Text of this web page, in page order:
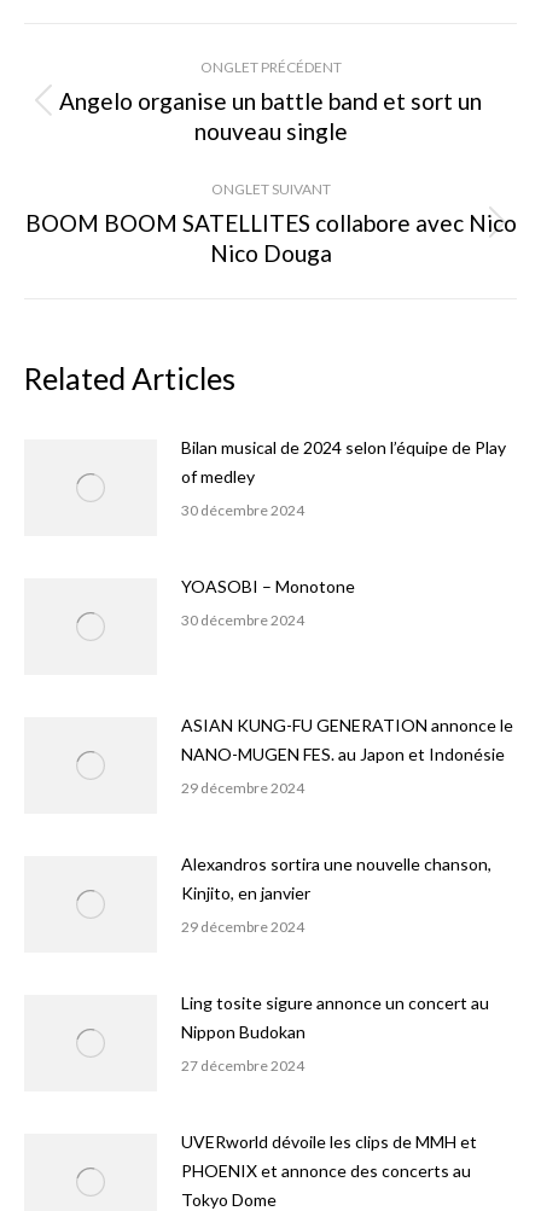
Navigation
de
commentaire
ONGLET PRÉCÉDENT
Onglet
précédent
Angelo organise un battle band et sort un
nouveau single
ONGLET SUIVANT
Onglet
suivant
BOOM BOOM SATELLITES collabore avec Nico
Nico Douga
Related Articles
Bilan musical de 2024 selon l’équipe de Play
of medley
30 décembre 2024
YOASOBI – Monotone
30 décembre 2024
ASIAN KUNG-FU GENERATION annonce le
NANO-MUGEN FES. au Japon et Indonésie
29 décembre 2024
Alexandros sortira une nouvelle chanson,
Kinjito, en janvier
29 décembre 2024
Ling tosite sigure annonce un concert au
Nippon Budokan
27 décembre 2024
UVERworld dévoile les clips de MMH et
PHOENIX et annonce des concerts au
Tokyo Dome